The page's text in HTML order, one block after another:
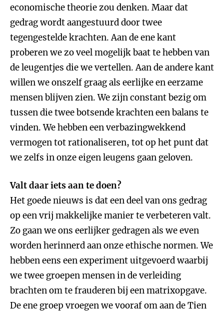
economische theorie zou denken. Maar dat
gedrag wordt aangestuurd door twee
tegengestelde krachten. Aan de ene kant
proberen we zo veel mogelijk baat te hebben van
de leugentjes die we vertellen. Aan de andere kant
willen we onszelf graag als eerlijke en eerzame
mensen blijven zien. We zijn constant bezig om
tussen die twee botsende krachten een balans te
vinden. We hebben een verbazingwekkend
vermogen tot rationaliseren, tot op het punt dat
we zelfs in onze eigen leugens gaan geloven.
Valt daar iets aan te doen?
Het goede nieuws is dat een deel van ons gedrag
op een vrij makkelijke manier te verbeteren valt.
Zo gaan we ons eerlijker gedragen als we even
worden herinnerd aan onze ethische normen. We
hebben eens een experiment uitgevoerd waarbij
we twee groepen mensen in de verleiding
brachten om te frauderen bij een matrixopgave.
De ene groep vroegen we vooraf om aan de Tien